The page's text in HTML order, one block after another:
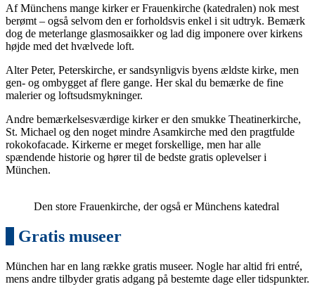
Af Münchens mange kirker er Frauenkirche (katedralen) nok mest
berømt – også selvom den er forholdsvis enkel i sit udtryk. Bemærk
dog de meterlange glasmosaikker og lad dig imponere over kirkens
højde med det hvælvede loft.
Alter Peter, Peterskirche, er sandsynligvis byens ældste kirke, men
gen- og ombygget af flere gange. Her skal du bemærke de fine
malerier og loftsudsmykninger.
Andre bemærkelsesværdige kirker er den smukke Theatinerkirche,
St. Michael og den noget mindre Asamkirche med den pragtfulde
rokokofacade. Kirkerne er meget forskellige, men har alle
spændende historie og hører til de bedste gratis oplevelser i
München.
Den store Frauenkirche, der også er Münchens katedral
Gratis museer
München har en lang række gratis museer. Nogle har altid fri entré,
mens andre tilbyder gratis adgang på bestemte dage eller tidspunkter.